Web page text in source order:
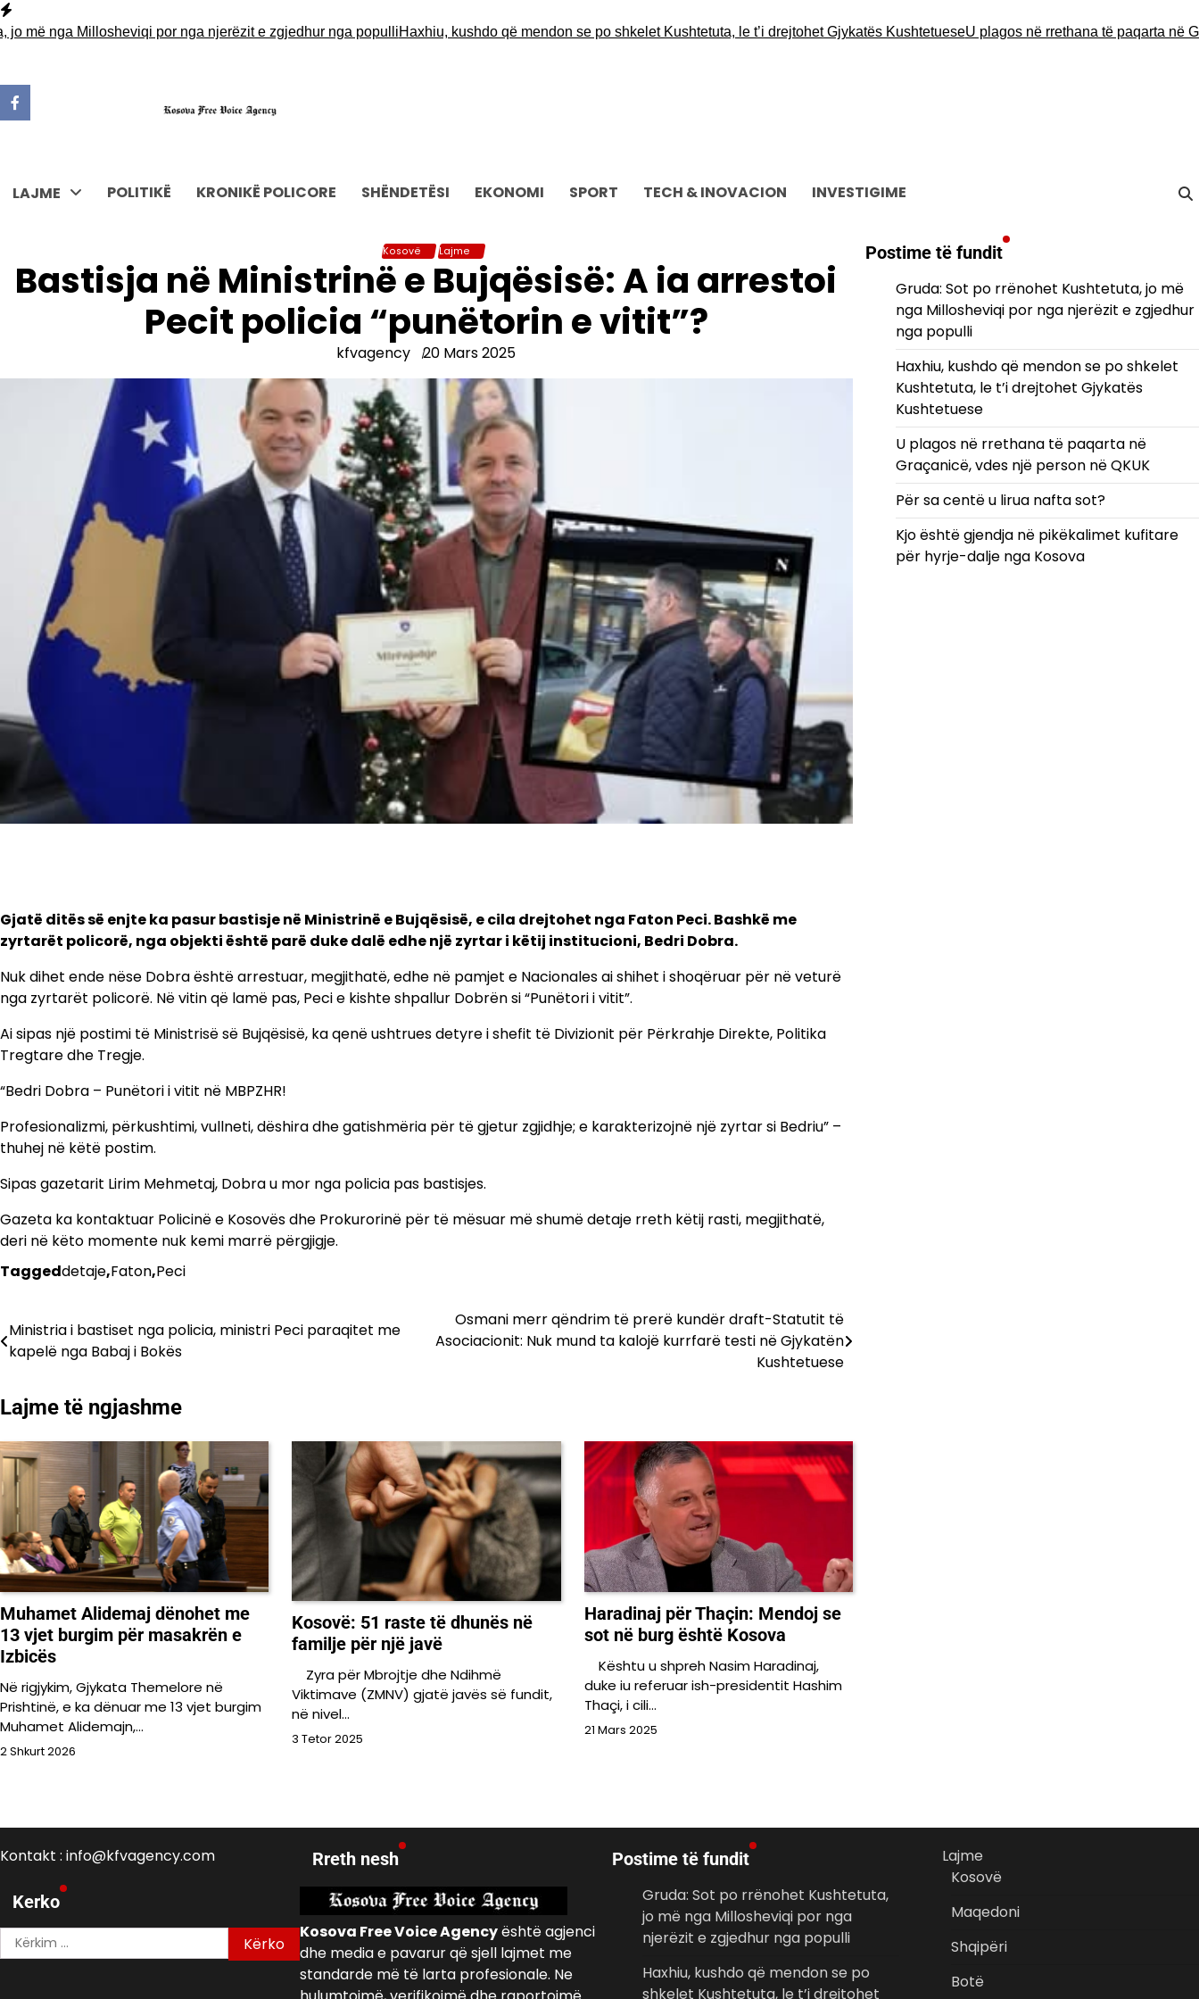
Skip
to nga Millosheviqi por nga njerëzit e zgjedhur nga populliHaxhiu, kushdo që mendon se po shkelet Kushtetuta, le t’i drejtohet Gjykatës KushtetueseU plagos në rrethana të paqarta në
LAJME POLITIKË KRONIKË POLICORE SHËNDETËSI EKONOMI SPORT TECH & INOVACION INVESTIGIME
Kosovë Lajme
Bastisja në Ministrinë e Bujqësisë: A ia arrestoi
Pecit policia “punëtorin e vitit”?
kfvagency 20 Mars 2025
Gjatë ditës së enjte ka pasur bastisje në Ministrinë e Bujqësisë, e cila drejtohet nga Faton Peci. Bashkë me
zyrtarët policorë, nga objekti është parë duke dalë edhe një zyrtar i këtij institucioni, Bedri Dobra.
Nuk dihet ende nëse Dobra është arrestuar, megjithatë, edhe në pamjet e Nacionales ai shihet i shoqëruar për në veturë
nga zyrtarët policorë. Në vitin që lamë pas, Peci e kishte shpallur Dobrën si “Punëtori i vitit”.
Ai sipas një postimi të Ministrisë së Bujqësisë, ka qenë ushtrues detyre i shefit të Divizionit për Përkrahje Direkte, Politika
Tregtare dhe Tregje.
“Bedri Dobra – Punëtori i vitit në MBPZHR!
Profesionalizmi, përkushtimi, vullneti, dëshira dhe gatishmëria për të gjetur zgjidhje; e karakterizojnë një zyrtar si Bedriu” –
thuhej në këtë postim.
Sipas gazetarit Lirim Mehmetaj, Dobra u mor nga policia pas bastisjes.
Gazeta ka kontaktuar Policinë e Kosovës dhe Prokurorinë për të mësuar më shumë detaje rreth këtij rasti, megjithatë,
deri në këto momente nuk kemi marrë përgjigje.
Taggeddetaje,Faton,Peci
Lëvizje
te
Ministria i bastiset nga policia, ministri Peci paraqitet me
kapelë nga Babaj i Bokës
Osmani merr qëndrim të prerë kundër draft-Statutit të
Asociacionit: Nuk mund ta kalojë kurrfarë testi në Gjykatën
Kushtetuese
Lajme të ngjashme
Muhamet Alidemaj dënohet me
13 vjet burgim për masakrën e
Izbicës
Në rigjykim, Gjykata Themelore në
Prishtinë, e ka dënuar me 13 vjet burgim
Muhamet Alidemajn,…
2 Shkurt 2026
​Kosovë: 51 raste të dhunës në
familje për një javë
Zyra për Mbrojtje dhe Ndihmë
Viktimave (ZMNV) gjatë javës së fundit,
në nivel…
3 Tetor 2025
Haradinaj për Thaçin: Mendoj se
sot në burg është Kosova
Kështu u shpreh Nasim Haradinaj,
duke iu referuar ish-presidentit Hashim
Thaçi, i cili…
21 Mars 2025
Postime të fundit
Gruda: Sot po rrënohet Kushtetuta, jo më
nga Millosheviqi por nga njerëzit e zgjedhur
nga populli
Haxhiu, kushdo që mendon se po shkelet
Kushtetuta, le t’i drejtohet Gjykatës
Kushtetuese
U plagos në rrethana të paqarta në
Graçanicë, vdes një person në QKUK
Për sa centë u lirua nafta sot?
Kjo është gjendja në pikëkalimet kufitare
për hyrje-dalje nga Kosova
Kontakt : info@kfvagency.com
Kerko
Kërko
për:
Rreth nesh
Kosova Free Voice Agencyështë agjenci
dhe media e pavarur që sjell lajmet me
standarde më të larta profesionale. Ne
Postime të fundit
Gruda: Sot po rrënohet Kushtetuta,
jo më nga Millosheviqi por nga
njerëzit e zgjedhur nga populli
Haxhiu, kushdo që mendon se po
shkelet Kushtetuta, le t’i drejtohet
Lajme
Kosovë
Maqedoni
Shqipëri
Botë